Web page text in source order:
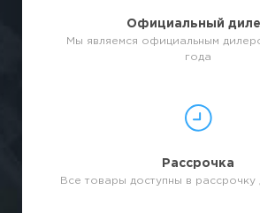
Официальный
Мы являемся официальным
года
Рассрочка
Все товары доступны в рассрочку